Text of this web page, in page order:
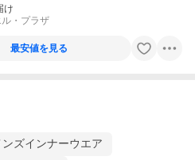
け
・プラザ
最安値を見る
ンズインナーウエア